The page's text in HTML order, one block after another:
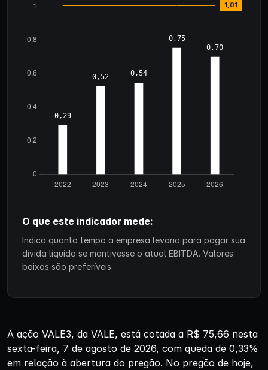
O que este indicador mede:
Indica quanto tempo a empresa levaria para pagar sua
dívida líquida se mantivesse o atual EBITDA. Valores
baixos são preferíveis.
A ação VALE3, da VALE, está cotada a R$ 75,66 nesta
sexta-feira, 7 de agosto de 2026, com queda de 0,33%
em relação à abertura do pregão. No pregão de hoje,